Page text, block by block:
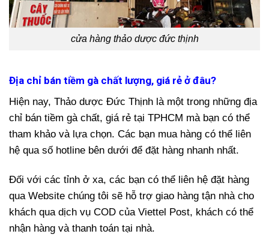
cửa hàng thảo dược đức thịnh
Địa chỉ bán tiềm gà chất lượng, giá rẻ ở đâu?
Hiện nay, Thảo dược Đức Thịnh là một trong những địa
chỉ bán tiềm gà chất, giá rẻ tại TPHCM mà bạn có thể
tham khảo và lựa chọn. Các bạn mua hàng có thể liên
hệ qua số hotline bên dưới để đặt hàng nhanh nhất.
Đối với các tỉnh ở xa, các bạn có thể liên hệ đặt hàng
qua Website chúng tôi sẽ hỗ trợ giao hàng tận nhà cho
khách qua dịch vụ COD của Viettel Post, khách có thể
nhận hàng và thanh toán tại nhà.